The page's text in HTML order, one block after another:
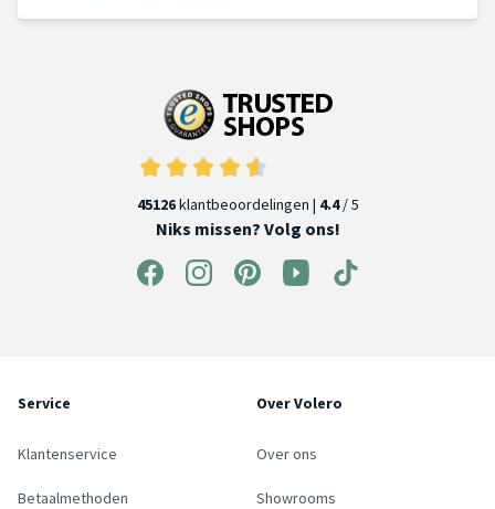
45126klantbeoordelingen | 4.4/ 5
Niks missen? Volg ons!
Service
Klantenservice
Betaalmethoden
Over Volero
Over ons
Showrooms